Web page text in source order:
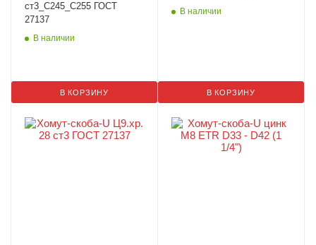
ст3_С245_С255 ГОСТ
27137
В наличии
В КОРЗИНУ
В наличии
В КОРЗИНУ